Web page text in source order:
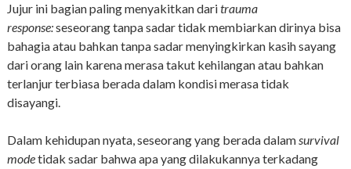
Jujur ini bagian paling menyakitkan daritrauma
response:seseorang tanpa sadar tidak membiarkan dirinya bisa
bahagia atau bahkan tanpa sadar menyingkirkan kasih sayang
dari orang lain karena merasa takut kehilangan atau bahkan
terlanjur terbiasa berada dalam kondisi merasa tidak
disayangi.
Dalam kehidupan nyata, seseorang yang berada dalamsurvival
modetidak sadar bahwa apa yang dilakukannya terkadang